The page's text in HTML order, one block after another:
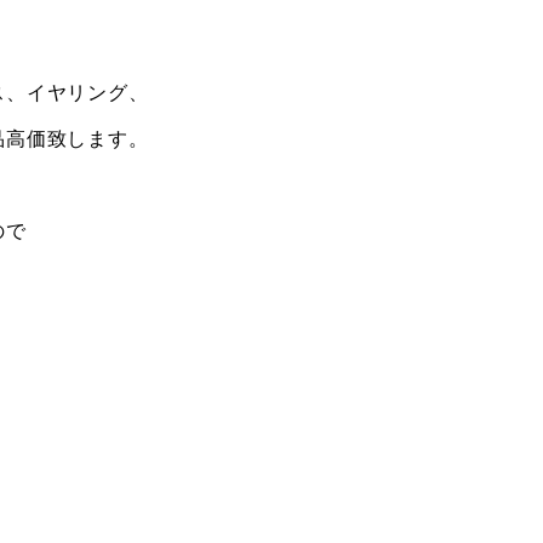
イヤリング、
価致します。
で